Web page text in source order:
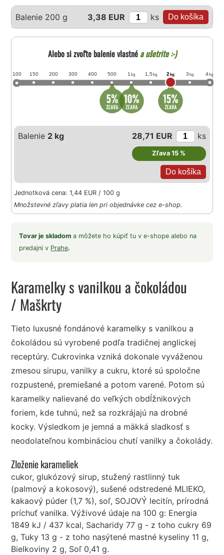
Balenie 200 g 3,38 EUR ks
Alebo si zvoľte balenie vlastnéa ušetrite :-)
100 150 200 300 400 500 1 kg 1,5 kg 2 kg 3 kg 4 kg
Balenie 2 kg 28,71 EUR ks
Zľava 15 %
Jednotková cena: 1,44 EUR / 100 g
Množstevné zľavy platia len pri objednávke cez e-shop.
Tovar je skladoma môžete ho kúpiť tu v e-shope alebo na
predajni v Prahe.
Karamelky s vanilkou a čokoládou
/ Maškrty
Tieto luxusné fondánové karamelky s vanilkou a
čokoládou sú vyrobené podľa tradičnej anglickej
receptúry. Cukrovinka vzniká dokonale vyváženou
zmesou sirupu, vanilky a cukru, ktoré sú spoločne
rozpustené, premiešané a potom varené. Potom sú
karamelky nalievané do veľkých obdĺžnikových
foriem, kde tuhnú, než sa rozkrájajú na drobné
kocky. Výsledkom je jemná a mäkká sladkosť s
neodolateľnou kombináciou chutí vanilky a čokolády.
Zloženie karameliek
cukor, glukózový sirup, stužený rastlinný tuk
(palmový a kokosový), sušené odstredené MLIEKO,
kakaový púder (1,7 %), soľ, SOJOVÝ lecitín, prírodná
príchuť vanilka. Výživové údaje na 100 g: Energia
1849 kJ / 437 kcal, Sacharidy 77 g - z toho cukry 69
g, Tuky 13 g - z toho nasýtené mastné kyseliny 11 g,
Bielkoviny 2 g, Soľ 0,41 g.